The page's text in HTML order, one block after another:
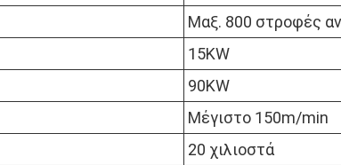
Μαξ. 800 στροφές
15KW
90KW
Μέγιστο 150m/min
20 χιλιοστά